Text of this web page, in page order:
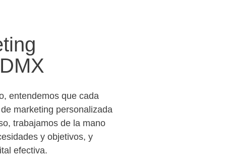
entendemos que cada
marketing personalizada
trabajamos de la mano
y objetivos, y
efectiva.